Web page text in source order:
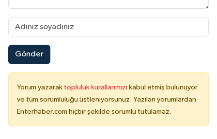
Gönder
Yorum yazarak topluluk kurallarımızı kabul etmiş bulunuyor
ve tüm sorumluluğu üstleniyorsunuz. Yazılan yorumlardan
Enterhaber.com hiçbir şekilde sorumlu tutulamaz.